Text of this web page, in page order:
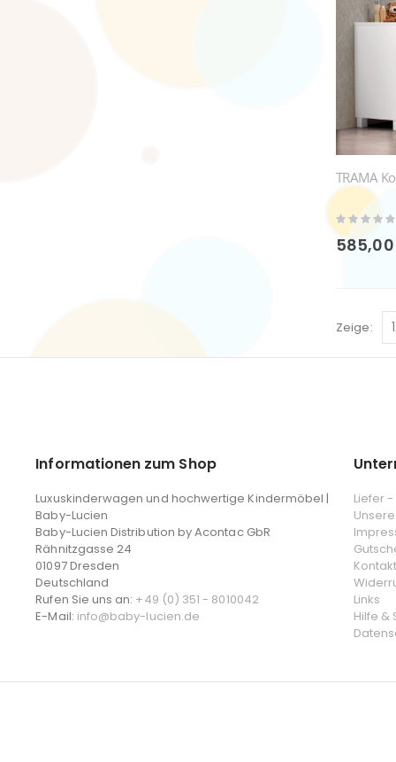
TRAMA
Rating:
0%
Zeige
Informationen zum Shop
Luxuskinderwagen und hochwertige Kindermöbel |
Baby-Lucien
Baby-Lucien Distribution by Acontac GbR
Rähnitzgasse 24
01097 Dresden
Deutschland
Rufen Sie uns an: +49 (0) 351 - 8010042
E-Mail: info@baby-lucien.de
Liefer
Unsere
Kontakt
Links
Hilfe &